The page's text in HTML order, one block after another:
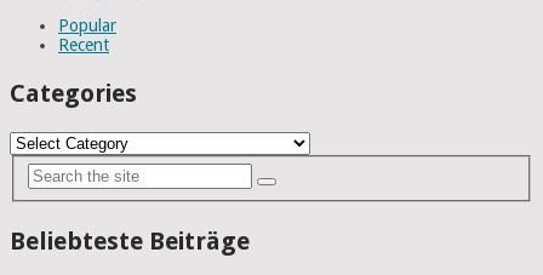
Popular
Recent
Categories
Categories
Beliebteste Beiträge